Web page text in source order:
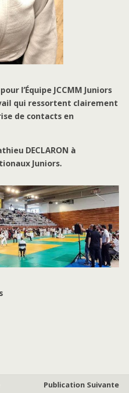
l’Équipe JCCMM Juniors
qui ressortent clairement
de contacts en
DECLARON à
Juniors.
Publication Suivante